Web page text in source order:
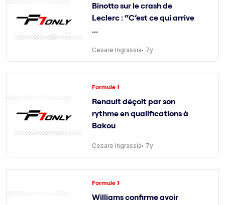
Binotto sur le crash de
Leclerc : “C’est ce qui arrive
...
Cesare Ingrassia 7y
Formule 1
Renault déçoit par son
rythme en qualifications à
Bakou
Cesare Ingrassia 7y
Formule 1
Williams confirme avoir